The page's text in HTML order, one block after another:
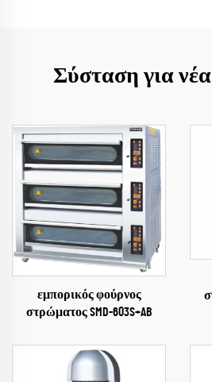
Σύσταση για
εμπορικός φούρνος
στρώματος SMD-603S+AB